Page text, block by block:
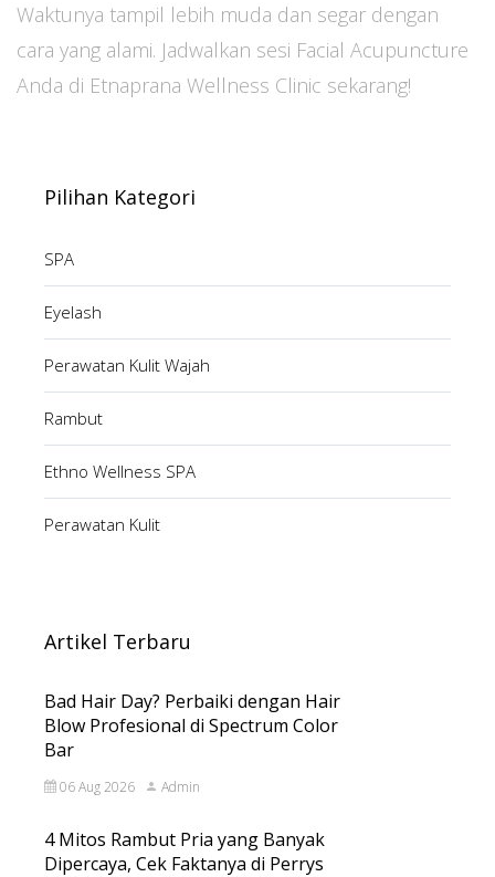
Waktunya tampil lebih muda dan segar dengan
cara yang alami. Jadwalkan sesi Facial Acupuncture
Anda di Etnaprana Wellness Clinic sekarang!
Pilihan Kategori
SPA
Eyelash
Perawatan Kulit Wajah
Rambut
Ethno Wellness SPA
Perawatan Kulit
Artikel Terbaru
Bad Hair Day? Perbaiki dengan Hair
Blow Profesional di Spectrum Color
Bar
06 Aug 2026 Admin
4 Mitos Rambut Pria yang Banyak
Dipercaya, Cek Faktanya di Perrys